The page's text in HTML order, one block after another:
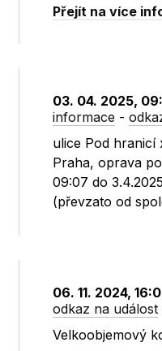
Přejít na více
03. 04. 2025,
informace -
ulice Pod hranicí
Praha, oprava
09:07 do
(převzato od
06. 11. 2024,
odkaz na událost
Velkoobjemový